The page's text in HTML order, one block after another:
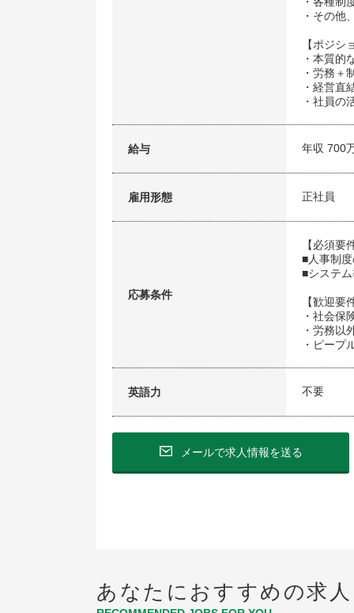
・その他
【ポジシ
・本質的
・労務＋
・経営直
・社員の
給与 年収 700
雇用形態 正社員
応募条件
【必須要
■人事制
■システ
【歓迎要
・社会保
・労務以
・ピープ
英語力 不要
メールで求人情報を送る
あなたにおすすめの求人